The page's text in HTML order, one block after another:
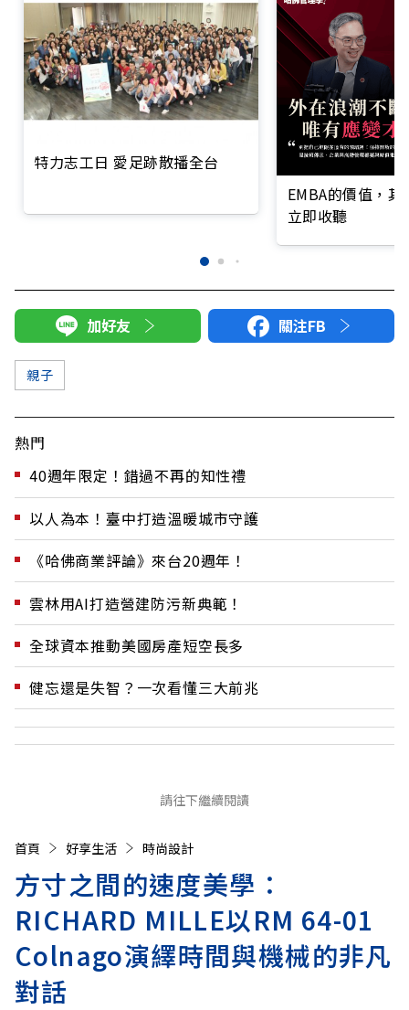
特力志工日 愛足跡散播全台
EMBA的價值，
立即收聽
加好友 關注FB
親子
熱門
40週年限定！錯過不再的知性禮
以人為本！臺中打造溫暖城市守護
《哈佛商業評論》來台20週年！
雲林用AI打造營建防污新典範！
全球資本推動美國房產短空長多
健忘還是失智？一次看懂三大前兆
請往下繼續閱讀
首頁 好享生活 時尚設計
方寸之間的速度美學：
RICHARD MILLE以RM 64-01
Colnago演繹時間與機械的非凡
對話